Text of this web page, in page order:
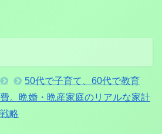
50代で子育て、60代で教育
費。晩婚・晩産家庭のリアルな家計
戦略